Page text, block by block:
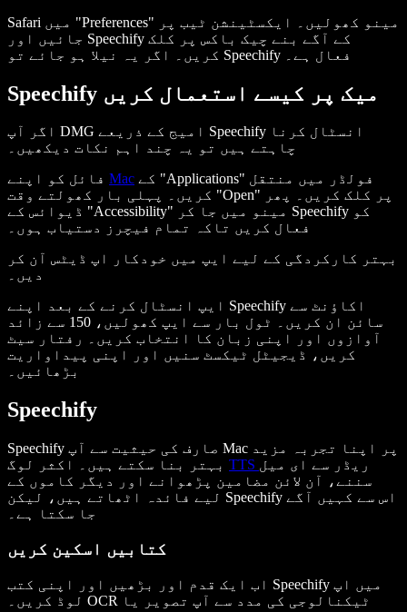
Safari میں "Preferences" مینو کھولیں۔ ایکسٹینشن ٹیب پر
جائیں اور Speechify کے آگے بنے چیک باکس پر کلک
کریں۔ اگر یہ نیلا ہو جائے تو Speechify فعال ہے۔
Speechify میک پر کیسے استعمال کریں
اگر آپ DMG امیج کے ذریعے Speechify انسٹال کرنا
چاہتے ہیں تو یہ چند اہم نکات دیکھیں۔
Mac
کریں۔ پہلی بار کھولتے وقت "Open" پر کلک کریں۔ پھر
ڈیوائس کے "Accessibility" مینو میں جا کر Speechify کو
فعال کریں تاکہ تمام فیچرز دستیاب ہوں۔
بہتر کارکردگی کے لیے ایپ میں خودکار اپ ڈیٹس آن کر
دیں۔
ایپ انسٹال کرنے کے بعد اپنے Speechify اکاؤنٹ سے
سائن ان کریں۔ ٹول بار سے ایپ کھولیں، 150 سے زائد
آوازوں اور اپنی زبان کا انتخاب کریں۔ رفتار سیٹ
کریں، ڈیجیٹل ٹیکسٹ سنیں اور اپنی پیداواریت
بڑھائیں۔
Speechify
Speechify صارف کی حیثیت سے آپ Mac پر اپنا تجربہ مزید
TTS ریڈر سے ای میل
سننے، آن لائن مضامین پڑھوانے اور دیگر کاموں کے
لیے فائدہ اٹھاتے ہیں، لیکن Speechify اس سے کہیں آگے
جا سکتا ہے۔
کتابیں اسکین کریں
اب ایک قدم اور بڑھیں اور اپنی کتب Speechify میں اپ
لوڈ کریں۔ OCR ٹیکنالوجی کی مدد سے آپ تصویر یا